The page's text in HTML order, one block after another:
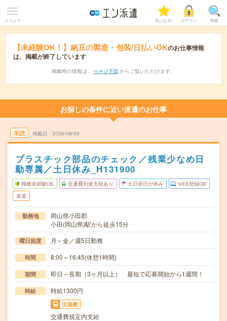
メニュー 気になる! ログイン 検索
【未経験OK！】納豆の製造・包装/日払いOKのお仕事情報
は、掲載が終了しています
掲載時の情報は、 ページ下部 からご覧いただけます。
お探しの条件に近い派遣のお仕事
未読 掲載日 2026/08/09
プラスチック部品のチェック／残業少なめ日
勤専属／土日休み_H131900
職種未経験OK 交通費別途支給あり 土日祝日が休み WEB登録OK
派遣
勤務地
岡山県小田郡
小田(岡山県)駅から徒歩15分
曜日頻度 月～金／週5日勤務
時間 8:00～16:45(休憩1時間)
期間 即日～長期（3ヶ月以上） 最短で応募開始から1週間！
時給 時給1300円
交通費
交通費規定内支給